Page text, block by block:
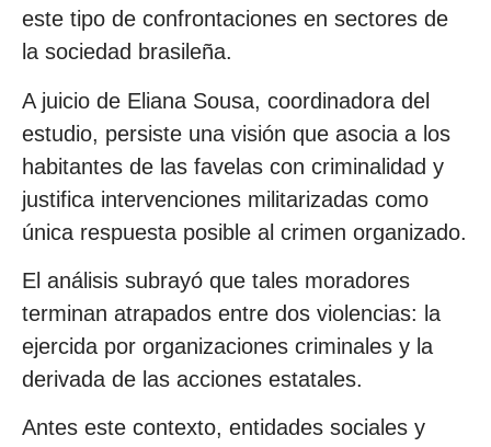
este tipo de confrontaciones en sectores de
la sociedad brasileña.
A juicio de Eliana Sousa, coordinadora del
estudio, persiste una visión que asocia a los
habitantes de las favelas con criminalidad y
justifica intervenciones militarizadas como
única respuesta posible al crimen organizado.
El análisis subrayó que tales moradores
terminan atrapados entre dos violencias: la
ejercida por organizaciones criminales y la
derivada de las acciones estatales.
Antes este contexto, entidades sociales y